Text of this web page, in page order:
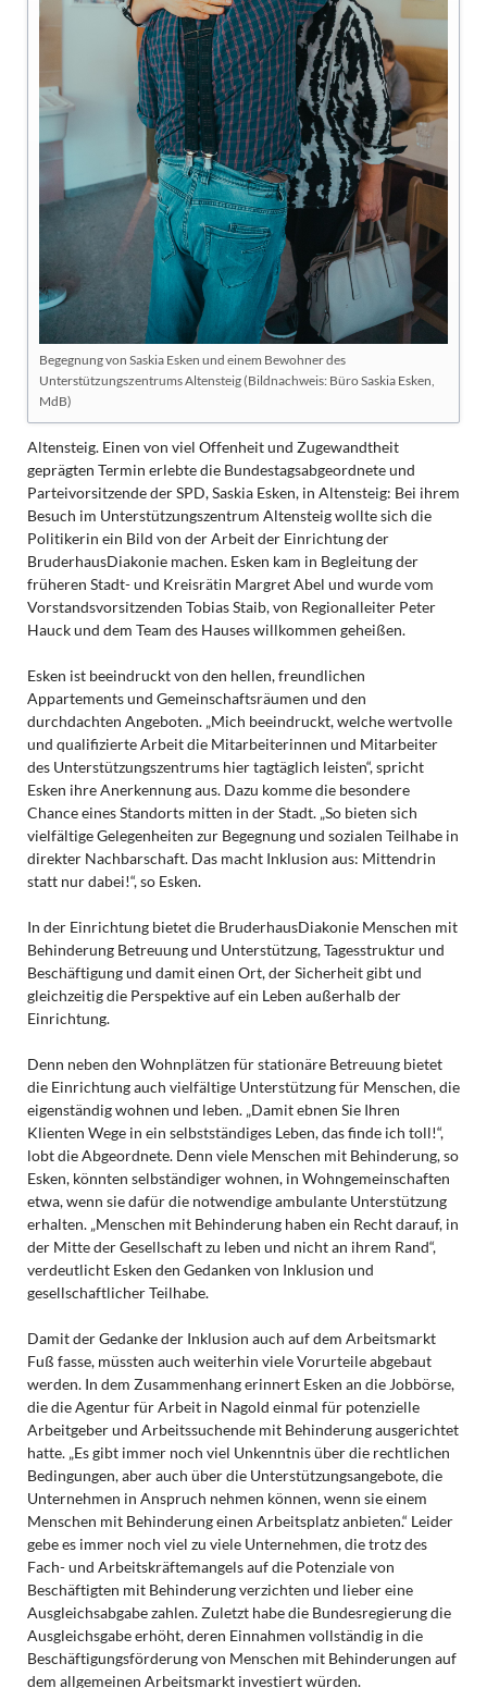
Begegnung von Saskia Esken und einem Bewohner des
Unterstützungszentrums Altensteig (Bildnachweis: Büro Saskia Esken,
MdB)
Altensteig. Einen von viel Offenheit und Zugewandtheit
geprägten Termin erlebte die Bundestagsabgeordnete und
Parteivorsitzende der SPD, Saskia Esken, in Altensteig: Bei ihrem
Besuch im Unterstützungszentrum Altensteig wollte sich die
Politikerin ein Bild von der Arbeit der Einrichtung der
BruderhausDiakonie machen. Esken kam in Begleitung der
früheren Stadt- und Kreisrätin Margret Abel und wurde vom
Vorstandsvorsitzenden Tobias Staib, von Regionalleiter Peter
Hauck und dem Team des Hauses willkommen geheißen.
Esken ist beeindruckt von den hellen, freundlichen
Appartements und Gemeinschaftsräumen und den
durchdachten Angeboten. „Mich beeindruckt, welche wertvolle
und qualifizierte Arbeit die Mitarbeiterinnen und Mitarbeiter
des Unterstützungszentrums hier tagtäglich leisten“, spricht
Esken ihre Anerkennung aus. Dazu komme die besondere
Chance eines Standorts mitten in der Stadt. „So bieten sich
vielfältige Gelegenheiten zur Begegnung und sozialen Teilhabe in
direkter Nachbarschaft. Das macht Inklusion aus: Mittendrin
statt nur dabei!“, so Esken.
In der Einrichtung bietet die BruderhausDiakonie Menschen mit
Behinderung Betreuung und Unterstützung, Tagesstruktur und
Beschäftigung und damit einen Ort, der Sicherheit gibt und
gleichzeitig die Perspektive auf ein Leben außerhalb der
Einrichtung.
Denn neben den Wohnplätzen für stationäre Betreuung bietet
die Einrichtung auch vielfältige Unterstützung für Menschen, die
eigenständig wohnen und leben. „Damit ebnen Sie Ihren
Klienten Wege in ein selbstständiges Leben, das finde ich toll!“,
lobt die Abgeordnete. Denn viele Menschen mit Behinderung, so
Esken, könnten selbständiger wohnen, in Wohngemeinschaften
etwa, wenn sie dafür die notwendige ambulante Unterstützung
erhalten. „Menschen mit Behinderung haben ein Recht darauf, in
der Mitte der Gesellschaft zu leben und nicht an ihrem Rand“,
verdeutlicht Esken den Gedanken von Inklusion und
gesellschaftlicher Teilhabe.
Damit der Gedanke der Inklusion auch auf dem Arbeitsmarkt
Fuß fasse, müssten auch weiterhin viele Vorurteile abgebaut
werden. In dem Zusammenhang erinnert Esken an die Jobbörse,
die die Agentur für Arbeit in Nagold einmal für potenzielle
Arbeitgeber und Arbeitssuchende mit Behinderung ausgerichtet
hatte. „Es gibt immer noch viel Unkenntnis über die rechtlichen
Bedingungen, aber auch über die Unterstützungsangebote, die
Unternehmen in Anspruch nehmen können, wenn sie einem
Menschen mit Behinderung einen Arbeitsplatz anbieten.“ Leider
gebe es immer noch viel zu viele Unternehmen, die trotz des
Fach- und Arbeitskräftemangels auf die Potenziale von
Beschäftigten mit Behinderung verzichten und lieber eine
Ausgleichsabgabe zahlen. Zuletzt habe die Bundesregierung die
Ausgleichsgabe erhöht, deren Einnahmen vollständig in die
Beschäftigungsförderung von Menschen mit Behinderungen auf
dem allgemeinen Arbeitsmarkt investiert würden.